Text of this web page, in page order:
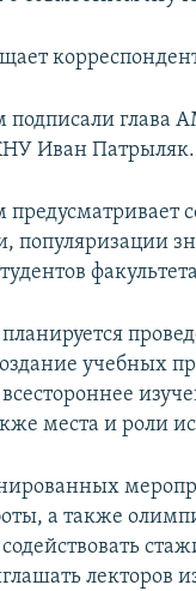
глава
Иван Патрыляк.
популяризации
планируется
учебных
места и роли
а также
лекторов